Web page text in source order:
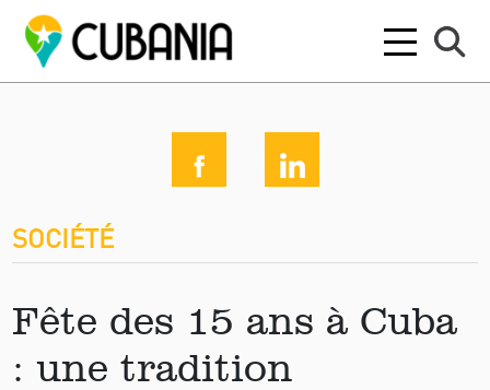
SOCIÉTÉ
Fête des 15 ans à Cuba
: une tradition